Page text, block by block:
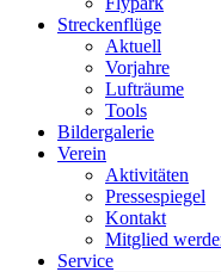
Streckenflüge
Aktuell
Vorjahre
Lufträume
Tools
Bildergalerie
Verein
Aktivitäten
Pressespiegel
Kontakt
Mitglied
Service